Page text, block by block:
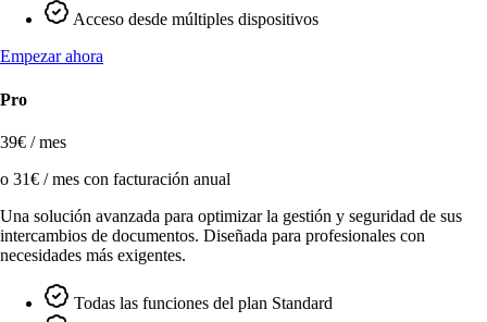
Acceso desde múltiples dispositivos
Empezar ahora
Pro
39€ / mes
o 31€ / mes con facturación anual
Una solución avanzada para optimizar la gestión y seguridad de sus
intercambios de documentos. Diseñada para profesionales con
necesidades más exigentes.
Todas las funciones del plan Standard